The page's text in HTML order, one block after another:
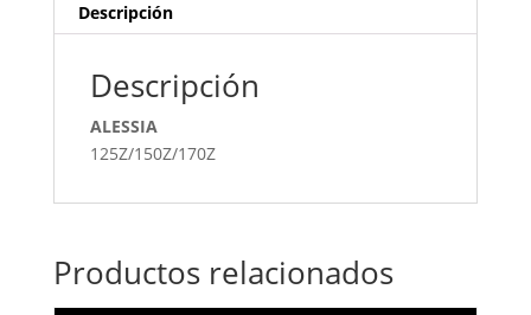
Descripción
Descripción
ALESSIA
125Z/150Z/170Z
Productos relacionados